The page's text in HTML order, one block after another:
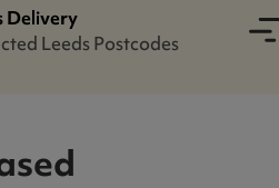
Delivery
Leeds Postcodes